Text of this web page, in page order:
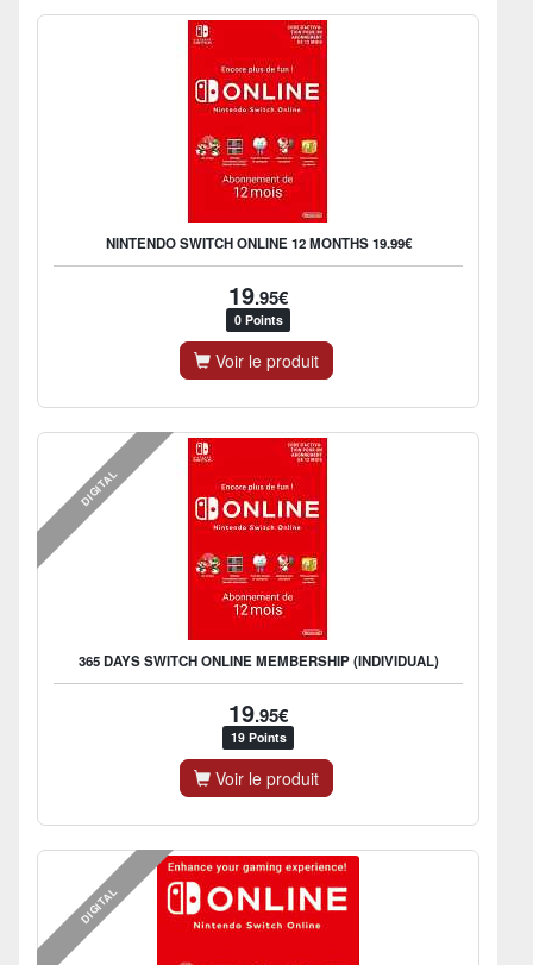
NINTENDO SWITCH ONLINE 12 MONTHS 19.99€
19.95€
0 Points
Voir le produit
365 DAYS SWITCH ONLINE MEMBERSHIP (INDIVIDUAL)
19.95€
19 Points
Voir le produit
DIGITAL
DIGITAL